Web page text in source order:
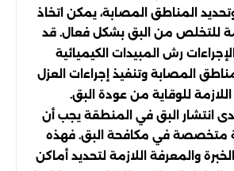
المناطق المصابة، يمكن اتخاذ
للتخلص من البق بشكل فعال. قد
رش المبيدات الكيميائية
المصابة وتنفيذ إجراءات العزل
للوقاية من عودة البق.
انتشار البق في المنطقة يجب أن
متخصصة في مكافحة البق. فهذه
والمعرفة اللازمة لتحديد أماكن